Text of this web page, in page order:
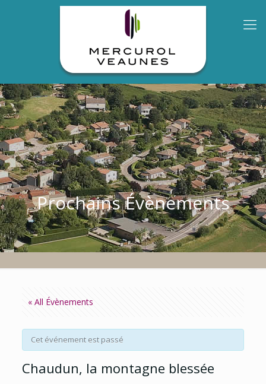
Prochains Évènements
« All Évènements
Cet événement est passé
Chaudun, la montagne blessée